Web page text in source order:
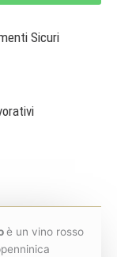
Sicuri
è un vino rosso